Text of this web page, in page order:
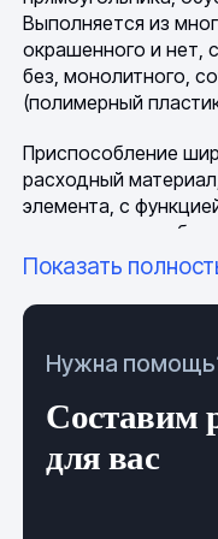
Выполняется из
окрашенного и нет,
без, монолитного,
(полимерный
Приспособление
расходный
элемента, с
строительстве
и сельском
деятельности. Как
объектов,
Погодно-
влияют на химико-
Показать
Нужна
Составим
для вас